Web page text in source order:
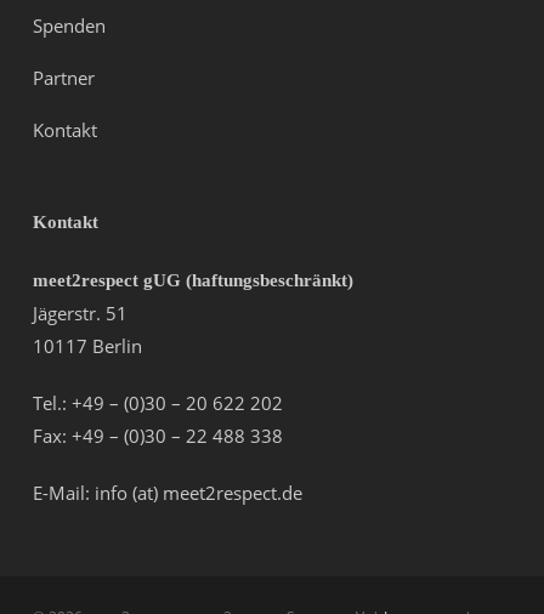
Spenden
Partner
Kontakt
Kontakt
meet2respect gUG (haftungsbeschränkt)
Jägerstr. 51
10117 Berlin
Tel.: +49 – (0)30 – 20 622 202
Fax: +49 – (0)30 – 22 488 338
E-Mail: info (at) meet2respect.de